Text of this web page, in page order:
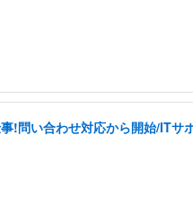
!問い合わせ対応から開始/ITサ